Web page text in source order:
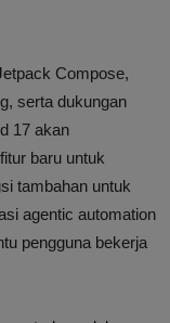
Compose,
serta dukungan
17 akan
baru untuk
tambahan untuk
agentic automation
pengguna bekerja